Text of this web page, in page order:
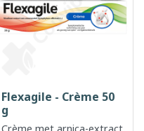
Flexagile - Crème 50
g